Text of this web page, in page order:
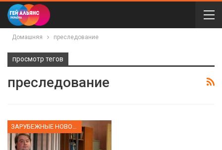
Домашняя преследование
просмотр тегов
преследование